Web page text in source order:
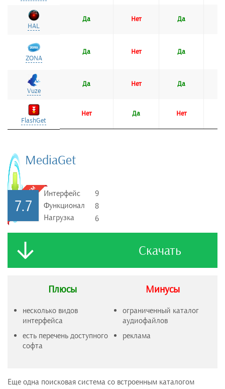
HAL
Да Нет Да
ZONA
Да Нет Да
Vuze
Да Нет Да
FlashGet
Нет Да Нет
HAL
ZONA
Vuze
FlashGet
MediaGet
7.7
Интерфейс
Функционал
Нагрузка
9
8
6
Скачать
Плюсы
несколько видов
интерфейса
есть перечень доступного
софта
Минусы
ограниченный каталог
аудиофайлов
реклама
Еще одна поисковая система со встроенным каталогом